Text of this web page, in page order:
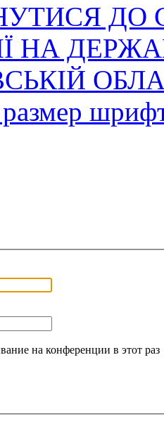
ДО
НА
на конференции в этот раз